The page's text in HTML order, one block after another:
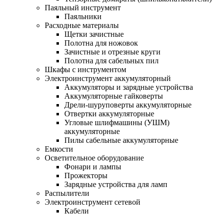
Паяльный инструмент
Паяльники
Расходные материалы
Щетки зачистные
Полотна для ножовок
Зачистные и отрезные круги
Полотна для сабельных пил
Шкафы с инструментом
Электроинструмент аккумуляторный
Аккумуляторы и зарядные устройства
Аккумуляторные гайковерты
Дрели-шуруповерты аккумуляторные
Отвертки аккумуляторные
Угловые шлифмашины (УШМ)
аккумуляторные
Пилы сабельные аккумуляторные
Емкости
Осветительное оборудование
Фонари и лампы
Прожекторы
Зарядные устройства для ламп
Распылители
Электроинструмент сетевой
Кабели